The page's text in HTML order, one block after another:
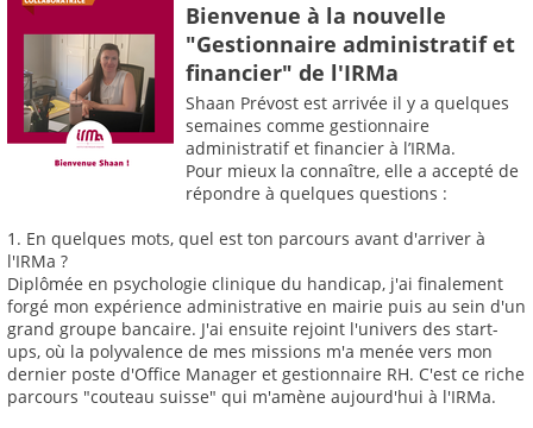
Bienvenue à la nouvelle
"Gestionnaire administratif et
financier" de l'IRMa
Shaan Prévost est arrivée il y a quelques
semaines comme gestionnaire
administratif et financier à l’IRMa.
Pour mieux la connaître, elle a accepté de
répondre à quelques questions :
1. En quelques mots, quel est ton parcours avant d'arriver à
l'IRMa ?
Diplômée en psychologie clinique du handicap, j'ai finalement
forgé mon expérience administrative en mairie puis au sein d'un
grand groupe bancaire. J'ai ensuite rejoint l'univers des start-
ups, où la polyvalence de mes missions m'a menée vers mon
dernier poste d'Office Manager et gestionnaire RH. C'est ce riche
parcours "couteau suisse" qui m'amène aujourd'hui à l'IRMa.